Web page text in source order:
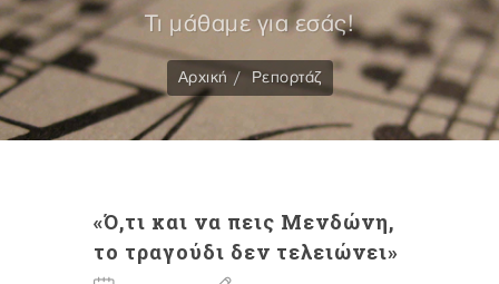
Τι μάθαμε για εσάς!
Αρχική Ρεπορτάζ
«Ό,τι και να πεις Μενδώνη,
το τραγούδι δεν τελειώνει»